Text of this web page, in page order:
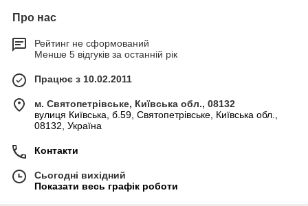
Про нас
Рейтинг не сформований
Менше 5 відгуків за останній рік
Працює з 10.02.2011
м. Святопетрівське, Київська обл., 08132
вулиця Київська, б.59, Святопетрівське, Київська обл.,
08132, Україна
Контакти
Сьогодні вихідний
Показати весь графік роботи